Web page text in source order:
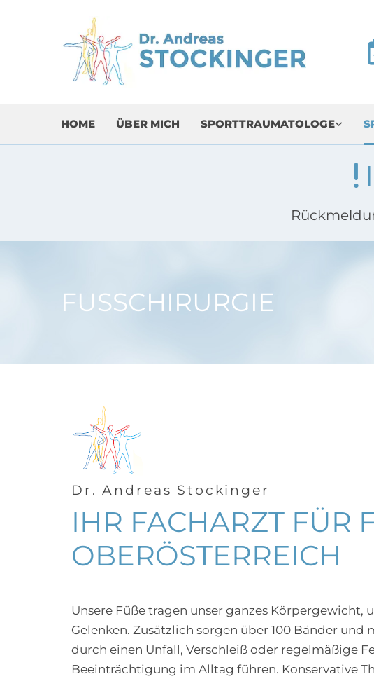
HOME ÜBER MICH SPORTTRAUMATOLOGE

FUSSCHIRURGIE
Dr. Andreas Stockinger
IHR FACHARZT FÜR
BERÖSTERREICH
Unsere Füße tragen unser ganzes Körpergewicht,
Gelenken. Zusätzlich sorgen über 100 Bänder und
durch einen Unfall, Verschleiß oder regelmäßige
Beeinträchtigung im Alltag führen. Konservative